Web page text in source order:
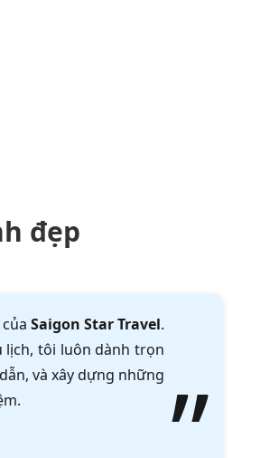
đẹp
Saigon Star Travel.
lịch, tôi luôn dành trọn
và xây dựng những